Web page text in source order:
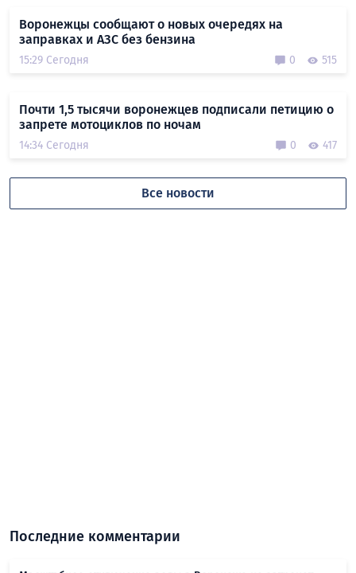
Воронежцы сообщают о новых очередях на
заправках и АЗС без бензина
15:29 Сегодня 0 515
Почти 1,5 тысячи воронежцев подписали петицию о
запрете мотоциклов по ночам
14:34 Сегодня 0 417
Все новости
Последние комментарии